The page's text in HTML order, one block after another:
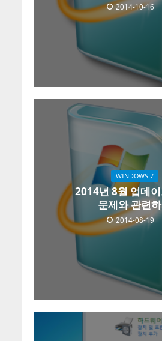
2014-10-16
WINDOWS 7
2014년 8월 업데
문제와 관련
2014-08-19